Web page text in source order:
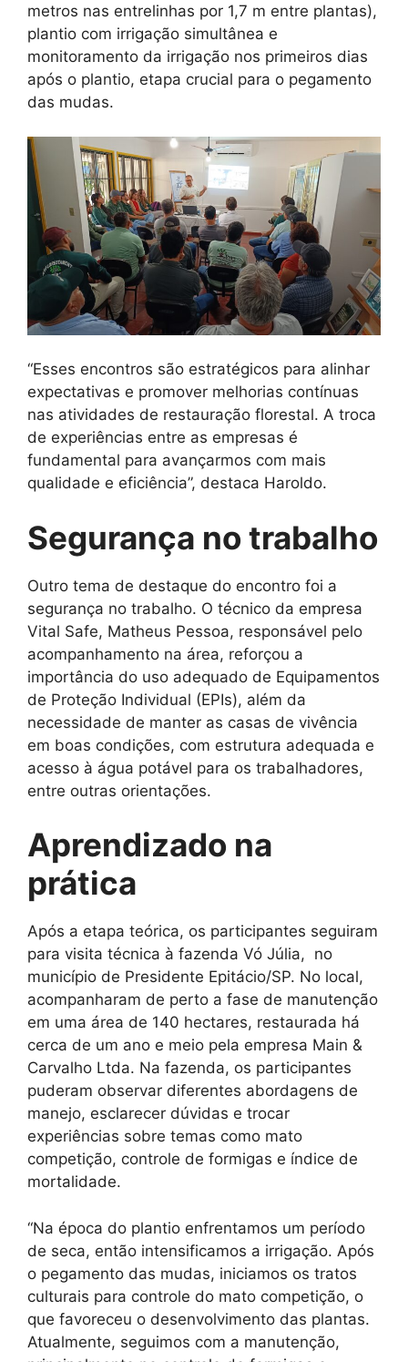
metros nas entrelinhas por 1,7 m entre plantas),
plantio com irrigação simultânea e
monitoramento da irrigação nos primeiros dias
após o plantio, etapa crucial para o pegamento
das mudas.
“Esses encontros são estratégicos para alinhar
expectativas e promover melhorias contínuas
nas atividades de restauração florestal. A troca
de experiências entre as empresas é
fundamental para avançarmos com mais
qualidade e eficiência”, destaca Haroldo.
Segurança no trabalho
Outro tema de destaque do encontro foi a
segurança no trabalho. O técnico da empresa
Vital Safe, Matheus Pessoa, responsável pelo
acompanhamento na área, reforçou a
importância do uso adequado de Equipamentos
de Proteção Individual (EPIs), além da
necessidade de manter as casas de vivência
em boas condições, com estrutura adequada e
acesso à água potável para os trabalhadores,
entre outras orientações.
Aprendizado na
prática
Após a etapa teórica, os participantes seguiram
para visita técnica à fazenda Vó Júlia, no
município de Presidente Epitácio/SP. No local,
acompanharam de perto a fase de manutenção
em uma área de 140 hectares, restaurada há
cerca de um ano e meio pela empresa Main &
Carvalho Ltda. Na fazenda, os participantes
puderam observar diferentes abordagens de
manejo, esclarecer dúvidas e trocar
experiências sobre temas como mato
competição, controle de formigas e índice de
mortalidade.
“Na época do plantio enfrentamos um período
de seca, então intensificamos a irrigação. Após
o pegamento das mudas, iniciamos os tratos
culturais para controle do mato competição, o
que favoreceu o desenvolvimento das plantas.
Atualmente, seguimos com a manutenção,